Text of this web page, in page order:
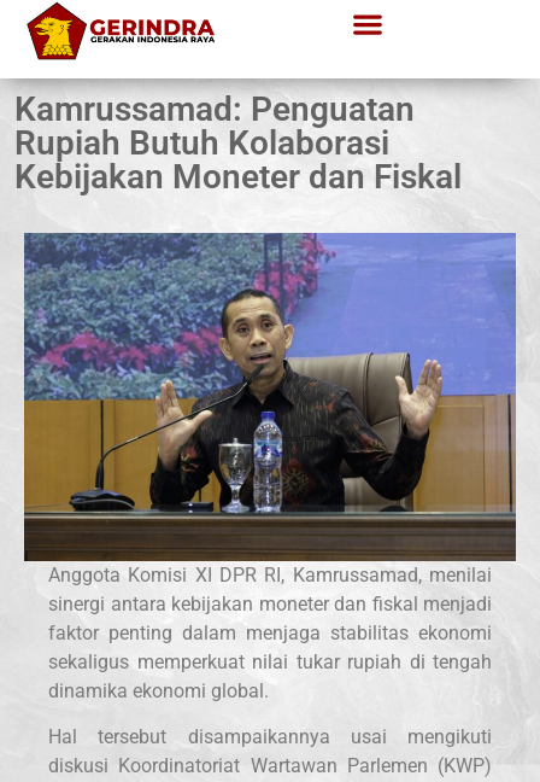
Kamrussamad: Penguatan
Rupiah Butuh Kolaborasi
Kebijakan Moneter dan Fiskal
Anggota Komisi XI DPR RI, Kamrussamad, menilai
sinergi antara kebijakan moneter dan fiskal menjadi
faktor penting dalam menjaga stabilitas ekonomi
sekaligus memperkuat nilai tukar rupiah di tengah
dinamika ekonomi global.
Hal tersebut disampaikannya usai mengikuti
diskusi Koordinatoriat Wartawan Parlemen (KWP)